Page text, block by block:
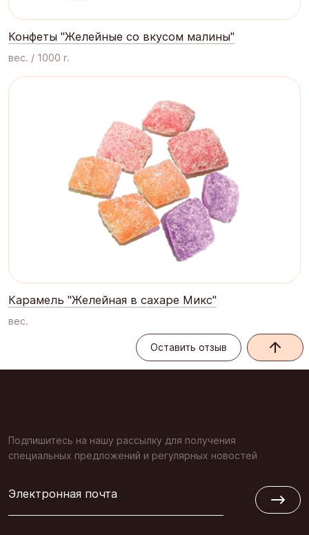
Конфеты "Желейные со вкусом малины"
вес. / 1000 г.
Карамель "Желейная в сахаре Микс"
вес.
Оставить отзыв
Подпишитесь на нашу рассылку для получения
специальных предложений и регулярных новостей
Электронная почта